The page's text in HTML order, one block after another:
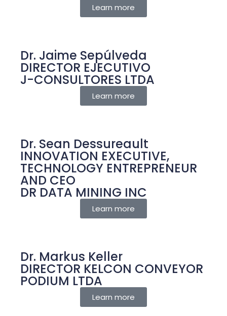
Learn more
Dr. Jaime Sepúlveda
DIRECTOR EJECUTIVO
J-CONSULTORES LTDA
Learn more
Dr. Sean Dessureault
INNOVATION EXECUTIVE,
TECHNOLOGY ENTREPRENEUR
AND CEO
DR DATA MINING INC
Learn more
Dr. Markus Keller
DIRECTOR KELCON CONVEYOR
PODIUM LTDA
Learn more